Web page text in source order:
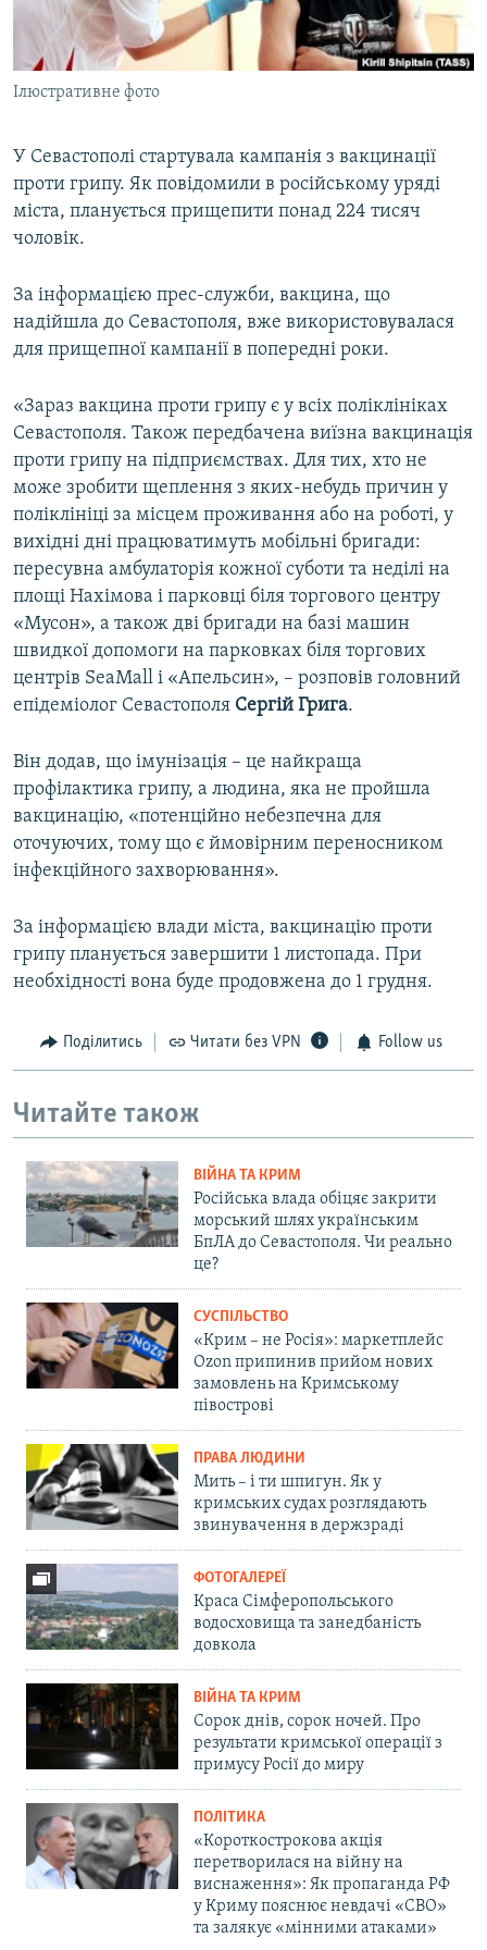
ВІДЕОУРОКИ «ELIFBE»
СВІДЧЕННЯ ОКУПАЦІЇ
УКРАЇНСЬКА ПРОБЛЕМА КРИМУ
Русский
Qırımtatar
Усі сайти RFE/RL
Ілюстративне фото
У Севастополі стартувала кампанія з вакцинації
проти грипу. Як повідомили в російському уряді
міста, планується прищепити понад 224 тисяч
чоловік.
За інформацією прес-служби, вакцина, що
надійшла до Севастополя, вже використовувалася
для прищепної кампанії в попередні роки.
«Зараз вакцина проти грипу є у всіх поліклініках
Севастополя. Також передбачена виїзна вакцинація
проти грипу на підприємствах. Для тих, хто не
може зробити щеплення з яких-небудь причин у
поліклініці за місцем проживання або на роботі, у
вихідні дні працюватимуть мобільні бригади:
пересувна амбулаторія кожної суботи та неділі на
площі Нахімова і парковці біля торгового центру
«Мусон», а також дві бригади на базі машин
швидкої допомоги на парковках біля торгових
центрів SeaMall і «Апельсин», – розповів головний
епідеміолог Севастополя Сергій Грига.
Він додав, що імунізація – це найкраща
профілактика грипу, а людина, яка не пройшла
вакцинацію, «потенційно небезпечна для
оточуючих, тому що є ймовірним переносником
інфекційного захворювання».
За інформацією влади міста, вакцинацію проти
грипу планується завершити 1 листопада. При
необхідності вона буде продовжена до 1 грудня.
Поділитись Читати без VPN Follow us
Читайте також
ВІЙНА ТА КРИМ
Російська влада обіцяє закрити
морський шлях українським
БпЛА до Севастополя. Чи реально
це?
СУСПІЛЬСТВО
«Крим – не Росія»: маркетплейс
Ozon припинив прийом нових
замовлень на Кримському
півострові
ПРАВА ЛЮДИНИ
Мить – і ти шпигун. Як у
кримських судах розглядають
звинувачення в держзраді
ФОТОГАЛЕРЕЇ
Краса Сімферопольського
водосховища та занедбаність
довкола
ВІЙНА ТА КРИМ
Сорок днів, сорок ночей. Про
результати кримської операції з
примусу Росії до миру
ПОЛІТИКА
«Короткострокова акція
перетворилася на війну на
виснаження»: Як пропаганда РФ
у Криму пояснює невдачі «СВО»
та залякує «мінними атаками»